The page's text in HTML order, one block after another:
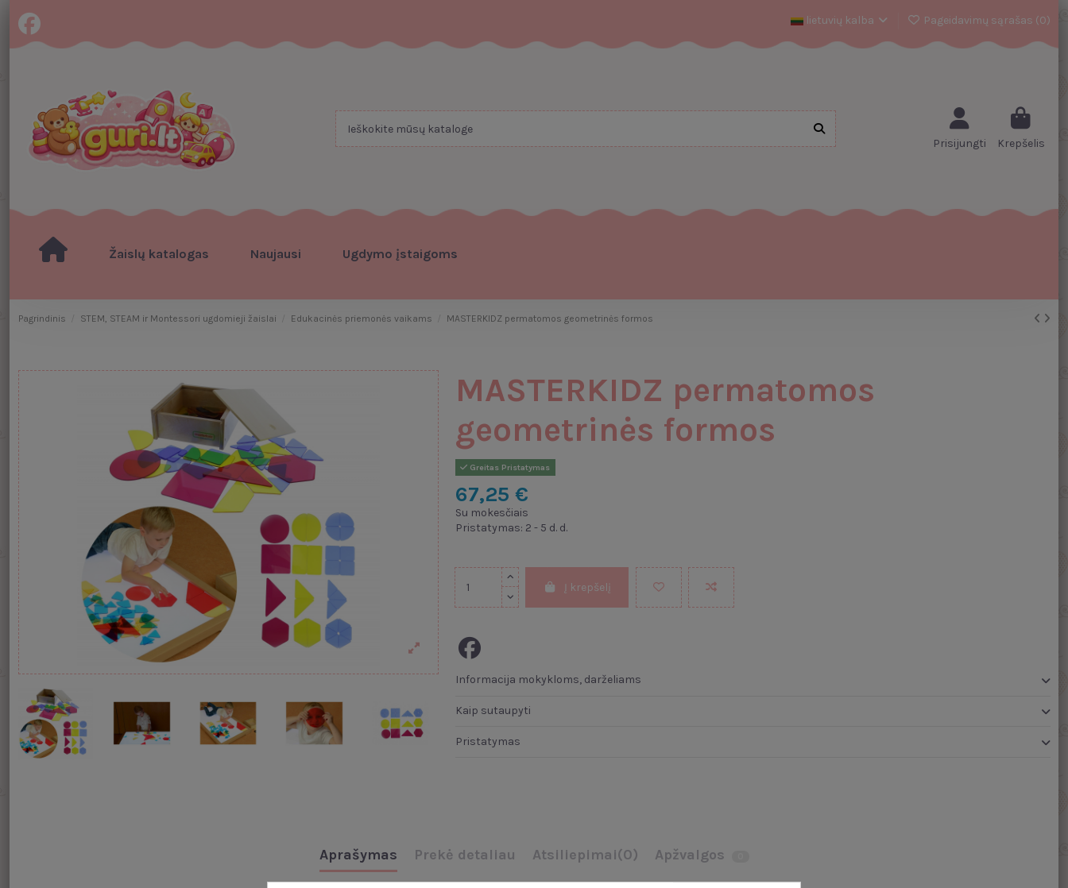
lietuvių kalba Pageidavimų sąrašas (0)
Prisijungti Krepšelis
Žaislų katalogas Naujausi Ugdymo įstaigoms
Pagrindinis STEM, STEAM ir Montessori ugdomieji žaislai Edukacinės priemonės vaikams MASTERKIDZ permatomos geometrinės formos
MASTERKIDZ permatomos
geometrinės formos
Greitas Pristatymas
67,25 €
Su mokesčiais
Pristatymas: 2 - 5 d. d.
Į krepšelį
Informacija mokykloms, darželiams
Kaip sutaupyti
Pristatymas
Aprašymas Prekė detaliau Atsiliepimai(0) Apžvalgos